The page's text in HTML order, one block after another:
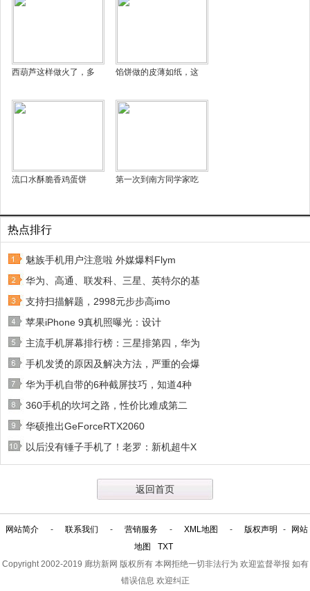
西葫芦这样做火了，多 馅饼做的皮薄如纸，这
流口水酥脆香鸡蛋饼 第一次到南方同学家吃
热点排行
魅族手机用户注意啦 外媒爆料Flym
华为、高通、联发科、三星、英特尔的基
支持扫描解题，2998元步步高imo
苹果iPhone 9真机照曝光：设计
主流手机屏幕排行榜：三星排第四，华为
手机发烫的原因及解决方法，严重的会爆
华为手机自带的6种截屏技巧，知道4种
360手机的坎坷之路，性价比难成第二
华硕推出GeForceRTX2060
以后没有锤子手机了！老罗：新机超牛X
返回首页
网站简介 - 联系我们 - 营销服务 - XML地图 - 版权声明 -
网站
地图
TXT
Copyright 2002-2019 廊坊新网 版权所有 本网拒绝一切非法行为 欢迎监督举报 如有
错误信息 欢迎纠正